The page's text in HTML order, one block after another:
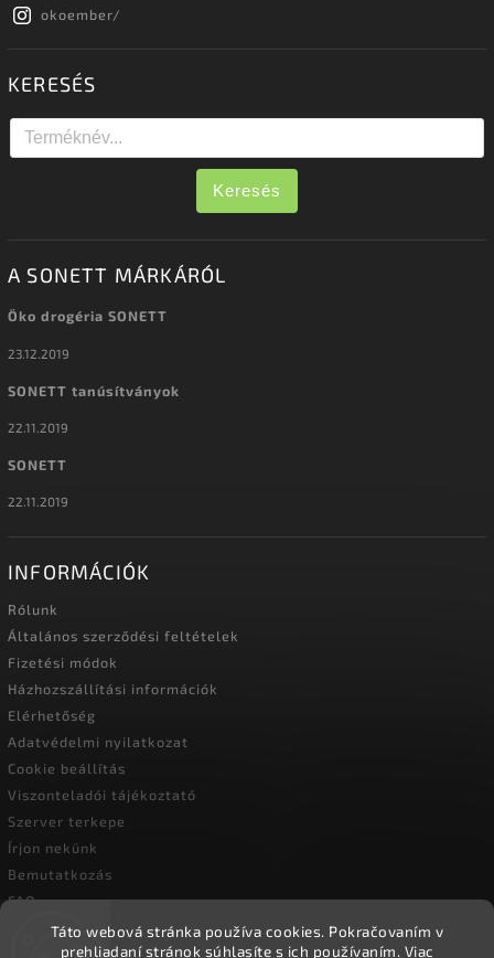
Táto webová stránka používa cookies. Pokračovaním v
prehliadaní stránok súhlasíte s ich používaním. Viac
okoember/
KERESÉS
Keresés
A SONETT MÁRKÁRÓL
Öko drogéria SONETT
23.12.2019
SONETT tanúsítványok
22.11.2019
SONETT
22.11.2019
INFORMÁCIÓK
Rólunk
Általános szerződési feltételek
Fizetési módok
Házhozszállítási információk
Elérhetőség
Adatvédelmi nyilatkozat
Cookie beállítás
Viszonteladói tájékoztató
Szerver terkepe
Írjon nekünk
Bemutatkozás
FAQ
Vásárlási útmutató